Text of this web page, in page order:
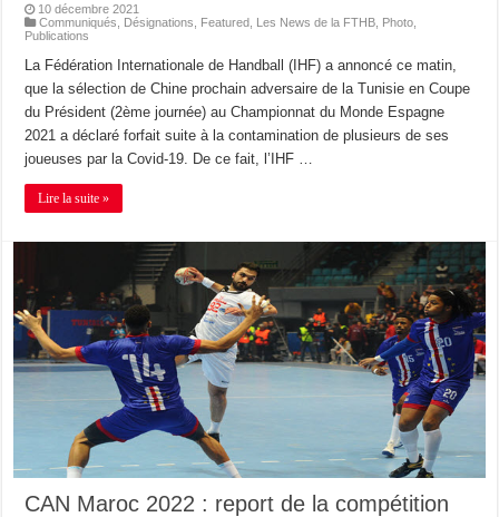
10 décembre 2021
Communiqués
Désignations Featured Les News de la FTHB Photo
Publications
La Fédération Internationale de Handball (IHF) a annoncé ce matin,
que la sélection de Chine prochain adversaire de la Tunisie en Coupe
du Président (2ème journée) au Championnat du Monde Espagne
2021 a déclaré forfait suite à la contamination de plusieurs de ses
joueuses par la Covid-19. De ce fait, l’IHF …
Lire la suite »
CAN Maroc 2022 : report de la compétition